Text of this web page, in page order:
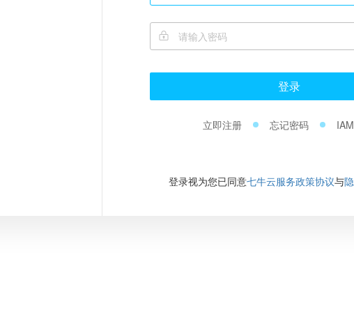
登录
立即注册 忘记密码
登录视为您已同意七牛云服务政策协议与